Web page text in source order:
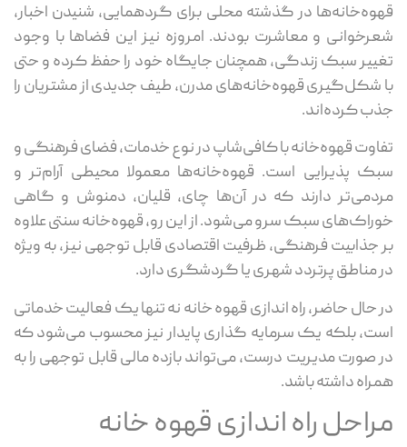
قهوه‌خانه‌ها در گذشته محلی برای گردهمایی، شنیدن اخبار،
شعرخوانی و معاشرت بودند. امروزه نیز این فضاها با وجود
تغییر سبک زندگی، همچنان جایگاه خود را حفظ کرده‌ و حتی
با شکل‌گیری قهوه‌خانه‌های مدرن، طیف جدیدی از مشتریان را
جذب کرده‌اند.
تفاوت قهوه‌خانه با کافی‌شاپ در نوع خدمات، فضای فرهنگی و
سبک پذیرایی است. قهوه‌خانه‌ها معمولا محیطی آرام‌تر و
مردمی‌تر دارند که در آن‌ها چای، قلیان، دمنوش و گاهی
خوراک‌های سبک سرو می‌شود. از این رو، قهوه‌خانه سنتی علاوه
بر جذابیت فرهنگی، ظرفیت اقتصادی قابل توجهی نیز، به ویژه
در مناطق پرتردد شهری یا گردشگری دارد.
در حال حاضر، راه اندازی قهوه خانه نه تنها یک فعالیت خدماتی
است، بلکه یک سرمایه گذاری پایدار نیز محسوب می‌شود که
در صورت مدیریت درست، می‌تواند بازده مالی قابل توجهی را به
همراه داشته باشد.
مراحل راه اندازی قهوه خانه